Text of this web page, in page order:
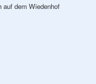
auf dem Wiedenhof